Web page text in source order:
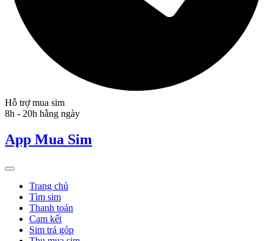
Hỗ trợ mua sim
8h - 20h hằng ngày
App Mua Sim
Trang chủ
Tìm sim
Thanh toán
Cam kết
Sim trả góp